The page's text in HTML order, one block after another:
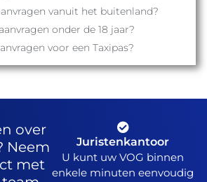
vanuit het buitenland?
onder de 18 jaar?
voor een Taxipas?
over
Neem
met
Juristenkantoor
U kunt uw VOG binnen
enkele minuten eenvoudig